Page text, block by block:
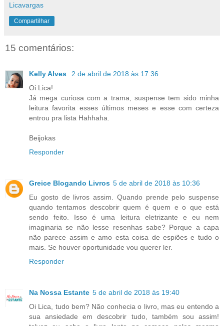
Licavargas
Compartilhar
15 comentários:
Kelly Alves
2 de abril de 2018 às 17:36
Oi Lica!
Já mega curiosa com a trama, suspense tem sido minha
leitura favorita esses últimos meses e esse com certeza
entrou pra lista Hahhaha.
Beijokas
Responder
Greice Blogando Livros 5 de abril de 2018 às 10:36
Eu gosto de livros assim. Quando prende pelo suspense
quando tentamos descobrir quem é quem e o que está
sendo feito. Isso é uma leitura eletrizante e eu nem
imaginaria se não lesse resenhas sabe? Porque a capa
não parece assim e amo esta coisa de espiões e tudo o
mais. Se houver oportunidade vou querer ler.
Responder
Na Nossa Estante 5 de abril de 2018 às 19:40
Oi Lica, tudo bem? Não conhecia o livro, mas eu entendo a
sua ansiedade em descobrir tudo, também sou assim!